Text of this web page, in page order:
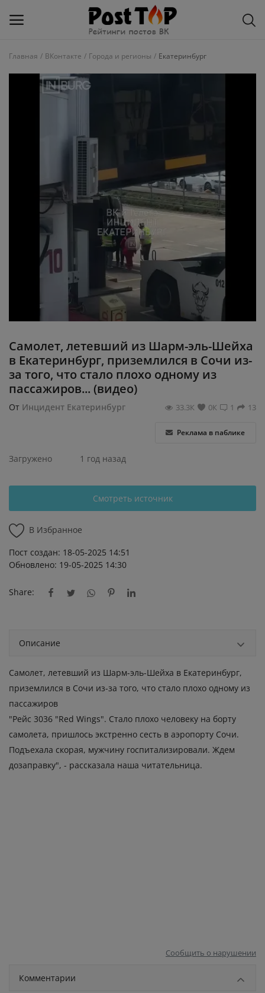
блог
О рейтинге
Регистрация
Главная ВКонтакте Города и регионы Екатеринбург
Самолет, летевший из Шарм-эль-Шейха
в Екатеринбург, приземлился в Сочи из-
за того, что стало плохо одному из
пассажиров... (видео)
От Инцидент Екатеринбург 13
1
0К
33.3К
Реклама в паблике
Загружено 1 год назад
Смотреть источник
В Избранное
Пост создан: 18-05-2025 14:51
Обновлено: 19-05-2025 14:30
Share:
Описание
Самолет, летевший из Шарм-эль-Шейха в Екатеринбург,
приземлился в Сочи из-за того, что стало плохо одному из
пассажиров
"Рейс 3036 "Red Wings". Стало плохо человеку на борту
самолета, пришлось экстренно сесть в аэропорту Сочи.
Подъехала скорая, мужчину госпитализировали. Ждем
дозаправку", - рассказала наша читательница.
Сообщить о нарушении
Комментарии